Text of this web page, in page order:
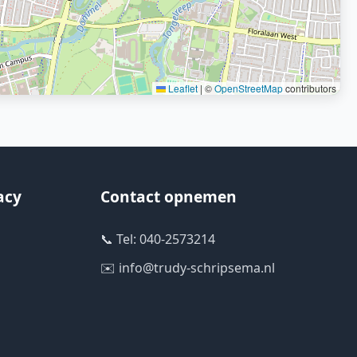
Leaflet | ©OpenStreetMapcontributors
Contact opnemen
📞 Tel: 040-2573214
✉️ info@trudy-schripsema.nl